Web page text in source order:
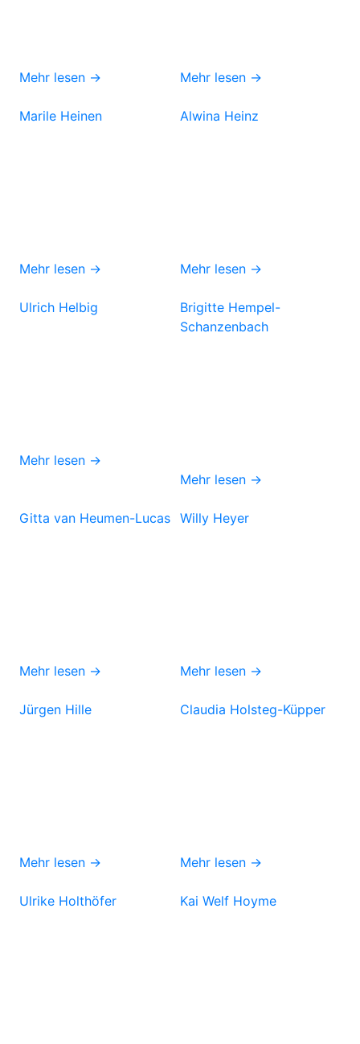
Mehr lesen → Mehr lesen →
Marile Heinen
Mehr lesen →
Alwina Heinz
Mehr lesen →
Ulrich Helbig
Mehr lesen →
Brigitte Hempel-
Schanzenbach
Mehr lesen →
Gitta van Heumen-Lucas
Mehr lesen →
Willy Heyer
Mehr lesen →
Jürgen Hille
Mehr lesen →
Claudia Holsteg-Küpper
Mehr lesen →
Ulrike Holthöfer Kai Welf Hoyme